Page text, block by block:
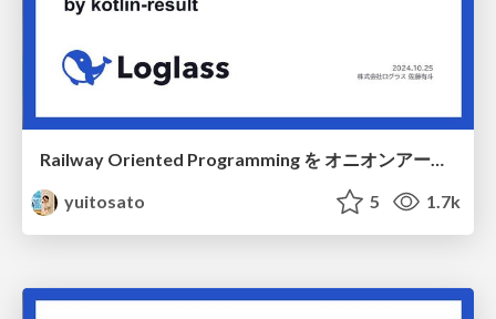
Railway Oriented Programming を オニオンアーキテクチャに適用する by kotlin-result / Railway Oriented Programming in Onion Architecture by kotlin-result
yuitosato
5 1.7k